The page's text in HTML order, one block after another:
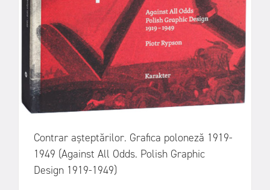
Contrar așteptărilor. Grafica poloneză 1919-
1949 (Against All Odds. Polish Graphic
Design 1919-1949)